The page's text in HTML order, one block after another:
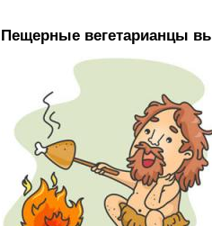
Пещерные вегетарианцы